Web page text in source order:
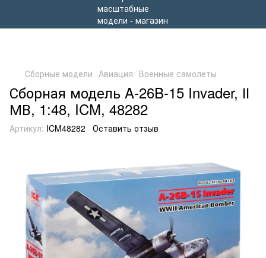
Сборные модели Авиация Военные самолеты
Сборная модель A-26B-15 Invader, ІІ
МВ, 1:48, ICM, 48282
Артикул: ICM48282 Оставить отзыв